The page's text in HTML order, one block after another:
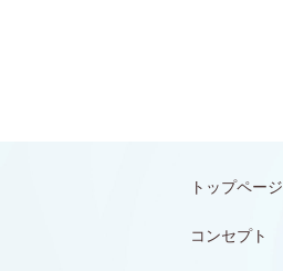
トップページ
コンセプト